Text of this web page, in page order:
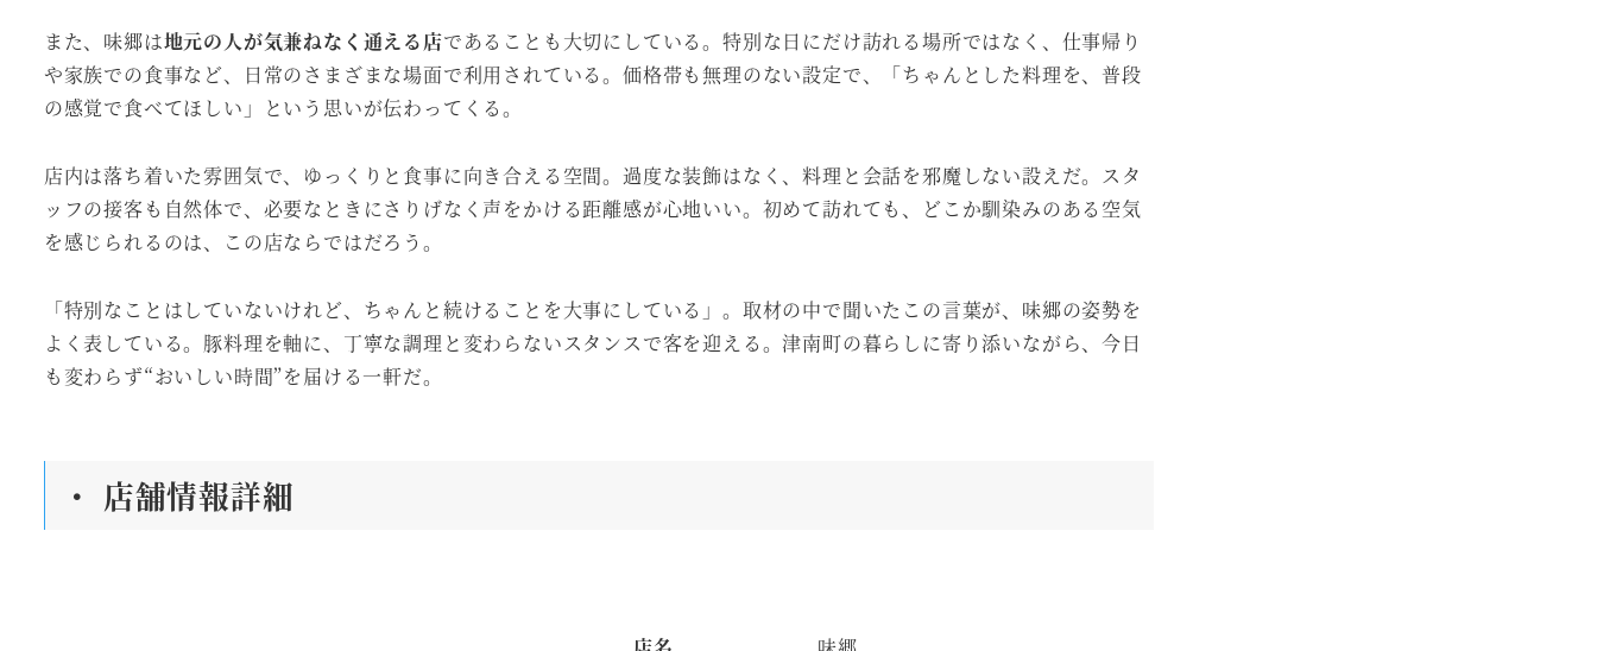
また、味郷は地元の人が気兼ねなく通える店であることも大切にしている。特別な日にだけ訪れる場所ではなく、仕事帰り
や家族での食事など、日常のさまざまな場面で利用されている。価格帯も無理のない設定で、「ちゃんとした料理を、普段
の感覚で食べてほしい」という思いが伝わってくる。
店内は落ち着いた雰囲気で、ゆっくりと食事に向き合える空間。過度な装飾はなく、料理と会話を邪魔しない設えだ。スタ
ッフの接客も自然体で、必要なときにさりげなく声をかける距離感が心地いい。初めて訪れても、どこか馴染みのある空気
を感じられるのは、この店ならではだろう。
「特別なことはしていないけれど、ちゃんと続けることを大事にしている」。取材の中で聞いたこの言葉が、味郷の姿勢を
よく表している。豚料理を軸に、丁寧な調理と変わらないスタンスで客を迎える。津南町の暮らしに寄り添いながら、今日
も変わらず“おいしい時間”を届ける一軒だ。
・ 店舗情報詳細